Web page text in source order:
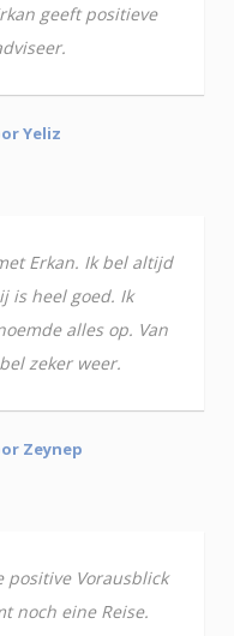
geeft positieve
Yeliz
Erkan. Ik bel altijd
is heel goed. Ik
alles op. Van
zeker weer.
Zeynep
positive Vorausblick
noch eine Reise.